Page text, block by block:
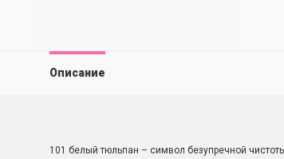
Описание
101 белый тюльпан – символ безупречной